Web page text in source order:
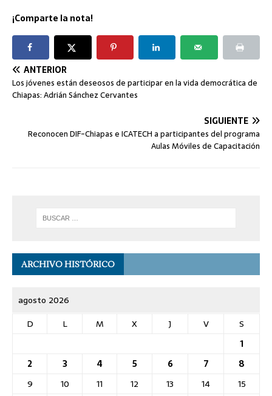
¡Comparte la nota!
ANTERIOR
Los jóvenes están deseosos de participar en la vida democrática de
Chiapas: Adrián Sánchez Cervantes
SIGUIENTE
Reconocen DIF-Chiapas e ICATECH a participantes del programa
Aulas Móviles de Capacitación
ARCHIVO HISTÓRICO
agosto 2026
D
L M X J V
S
1
2
3 4 5 6 7
8
9
10 11 12 13 14
15